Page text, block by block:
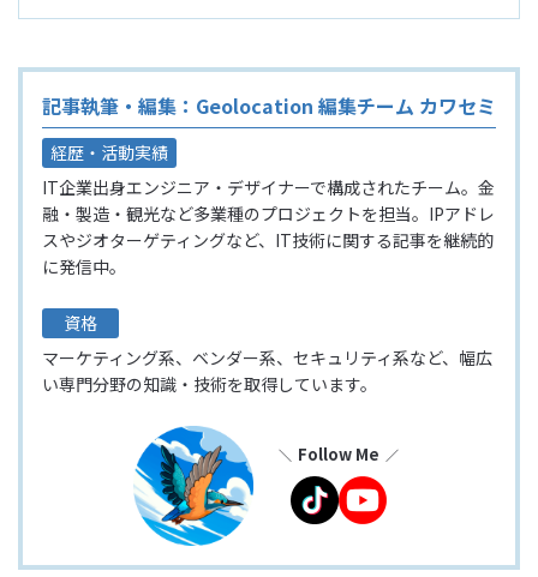
記事執筆・編集：Geolocation 編集チーム カワセミ
経歴・活動実績
IT企業出身エンジニア・デザイナーで構成されたチーム。金
融・製造・観光など多業種のプロジェクトを担当。IPアドレ
スやジオターゲティングなど、IT技術に関する記事を継続的
に発信中。
資格
マーケティング系、ベンダー系、セキュリティ系など、幅広
い専門分野の知識・技術を取得しています。
Follow Me